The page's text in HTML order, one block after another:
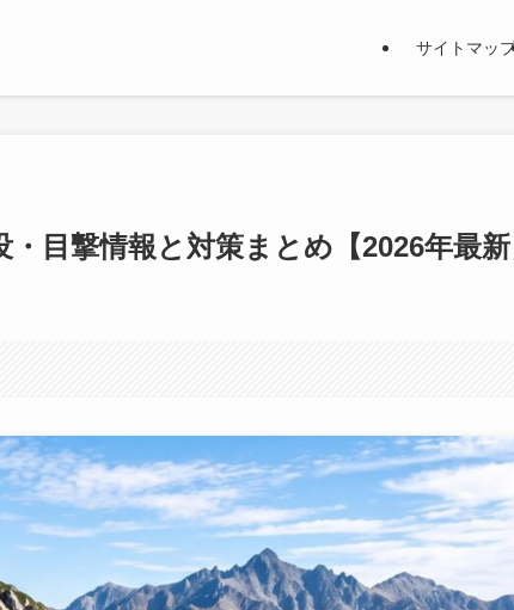
サイトマッ
目撃情報と対策まとめ【2026年最新